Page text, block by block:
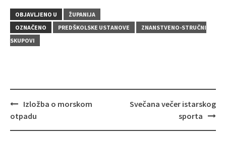
OBJAVLJENO U
ŽUPANIJA
OZNAČENO
PREDŠKOLSKE USTANOVE
ZNANSTVENO-STRUČNI
SKUPOVI
Navigacija
objava
Izložba o morskom
otpadu
Svečana večer istarskog
sporta